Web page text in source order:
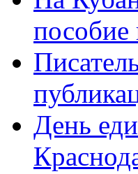
пособие
День